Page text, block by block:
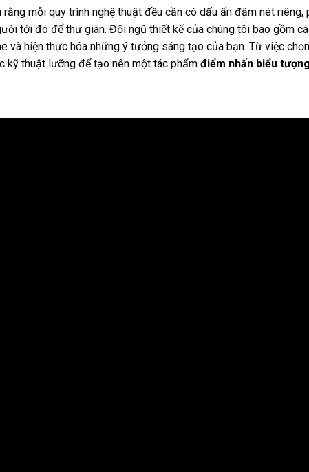
rằng mỗi quy trình nghệ thuật đều cần có dấu ấn đậm nét
tới đó để thư giãn. Đội ngũ thiết kế của chúng tôi bao gồm
và hiện thực hóa những ý tưởng sáng tạo của bạn. Từ việc
kỹ thuật lưỡng để tạo nên một tác phẩm điểm nhấn biểu tượng